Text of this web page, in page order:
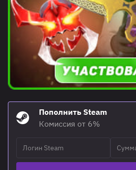
Пополнить Steam
Комиссия от 6%